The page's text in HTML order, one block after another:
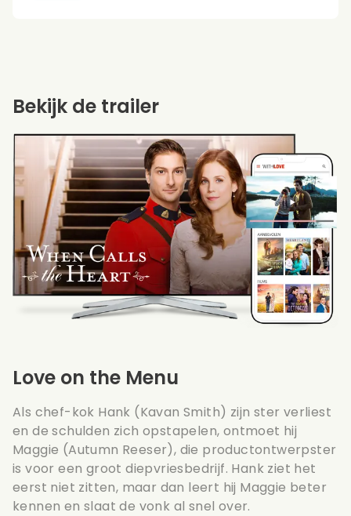
Love on the Menu
Als chef-kok Hank (Kavan Smith) zijn ster verliest
en de schulden zich opstapelen, ontmoet hij
Maggie (Autumn Reeser), die productontwerpster
is voor een groot diepvriesbedrijf. Hank ziet het
eerst niet zitten, maar dan leert hij Maggie beter
kennen en slaat de vonk al snel over.
Bekijk de trailer